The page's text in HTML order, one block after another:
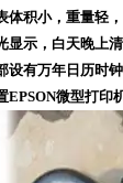
体积小，重量轻
显示，白天晚上
设有万年日历时
EPSON微型打印